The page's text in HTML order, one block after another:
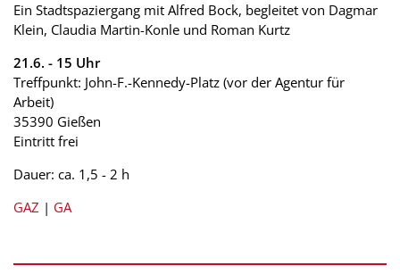
Ein Stadtspaziergang mit Alfred Bock, begleitet von Dagmar
Klein, Claudia Martin-Konle und Roman Kurtz
21.6. - 15 Uhr
Treffpunkt: John-F.-Kennedy-Platz (vor der Agentur für
Arbeit)
35390 Gießen
Eintritt frei
Dauer: ca. 1,5 - 2 h
GAZ | GA